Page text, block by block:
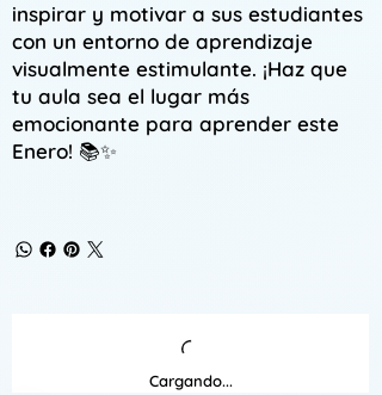
inspirar y motivar a sus estudiantes
con un entorno de aprendizaje
visualmente estimulante. ¡Haz que
tu aula sea el lugar más
emocionante para aprender este
Enero! 📚✨
Cargando...